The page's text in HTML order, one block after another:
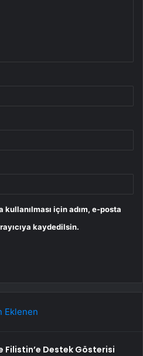
kullanılması için adım, e-posta
kaydedilsin.
Eklenen
Filistin’e Destek Gösterisi